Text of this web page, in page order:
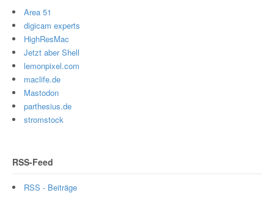
Area 51
digicam experts
HighResMac
Jetzt aber Shell
lemonpixel.com
maclife.de
Mastodon
parthesius.de
stromstock
RSS-Feed
RSS - Beiträge